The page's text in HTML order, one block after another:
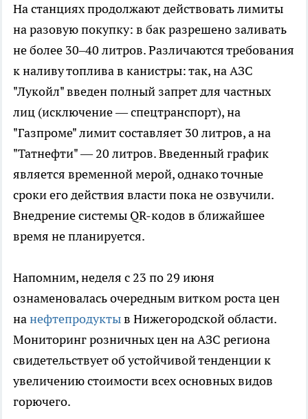
На станциях продолжают действовать лимиты
на разовую покупку: в бак разрешено заливать
не более 30–40 литров. Различаются требования
к наливу топлива в канистры: так, на АЗС
"Лукойл" введен полный запрет для частных
лиц (исключение — спецтранспорт), на
"Газпроме" лимит составляет 30 литров, а на
"Татнефти" — 20 литров. Введенный график
является временной мерой, однако точные
сроки его действия власти пока не озвучили.
Внедрение системы QR-кодов в ближайшее
время не планируется.
Напомним, неделя с 23 по 29 июня
ознаменовалась очередным витком роста цен
нанефтепродуктыв Нижегородской области.
Мониторинг розничных цен на АЗС региона
свидетельствует об устойчивой тенденции к
увеличению стоимости всех основных видов
горючего.